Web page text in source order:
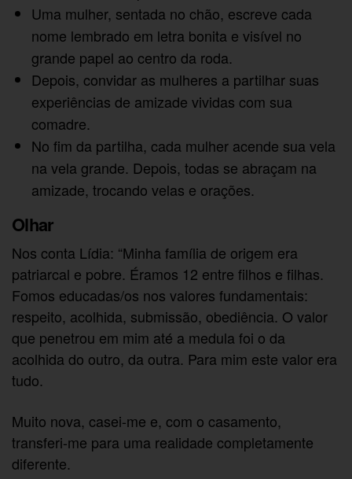
Uma mulher, sentada no chão, escreve cada
nome lembrado em letra bonita e visível no
grande papel ao centro da roda.
Depois, convidar as mulheres a partilhar suas
experiências de amizade vividas com sua
comadre.
No fim da partilha, cada mulher acende sua vela
na vela grande. Depois, todas se abraçam na
amizade, trocando velas e orações.
Olhar
Nos conta Lídia: “Minha família de origem era
patriarcal e pobre. Éramos 12 entre filhos e filhas.
Fomos educadas/os nos valores fundamentais:
respeito, acolhida, submissão, obediência. O valor
que penetrou em mim até a medula foi o da
acolhida do outro, da outra. Para mim este valor era
tudo.
Muito nova, casei-me e, com o casamento,
transferi-me para uma realidade completamente
diferente.